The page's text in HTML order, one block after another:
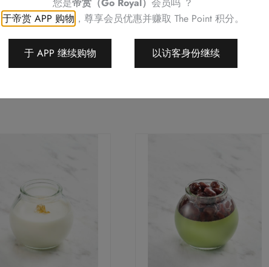
于帝赏 APP 购物 ，尊享会员优惠并赚取 The Point 积分。
于 APP 继续购物 以访客身份继续